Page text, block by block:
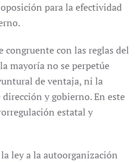
para la efectividad
congruente con las reglas del
mayoría no se perpetúe
de ventaja, ni la
y gobierno. En este
estatal y
ley a la autoorganización